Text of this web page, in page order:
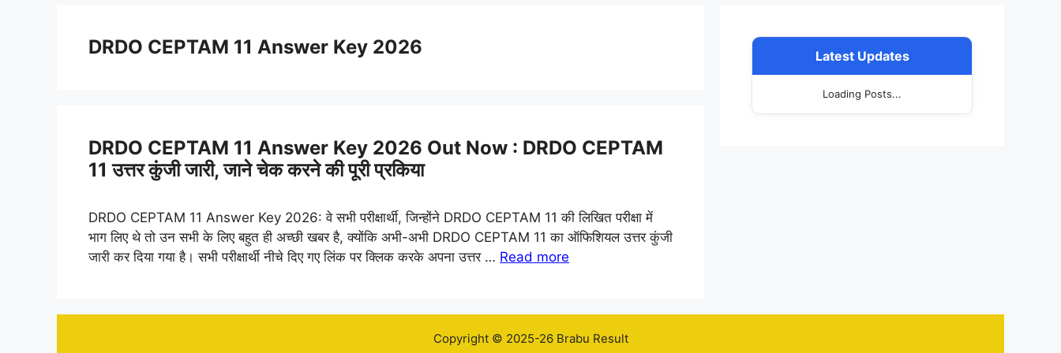
DRDO CEPTAM 11 Answer Key 2026
DRDO CEPTAM 11 Answer Key 2026 Out Now : DRDO CEPTAM
11 उत्तर कुंजी जारी, जाने चेक करने की पूरी प्रकिया
DRDO CEPTAM 11 Answer Key 2026: वे सभी परीक्षार्थी, जिन्होंने DRDO CEPTAM 11 की लिखित परीक्षा में
भाग लिए थे तो उन सभी के लिए बहुत ही अच्छी खबर है, क्योंकि अभी-अभी DRDO CEPTAM 11 का ऑफिशियल उत्तर कुंजी
जारी कर दिया गया है। सभी परीक्षार्थी नीचे दिए गए लिंक पर क्लिक करके अपना उत्तर … Read more
Latest Updates
Loading Posts...
Copyright © 2025-26 Brabu Result